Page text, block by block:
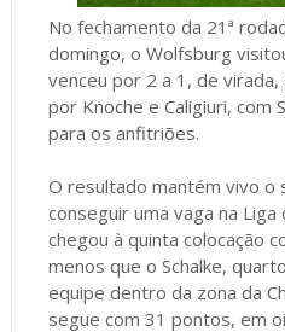
No fechamento da 21ª
domingo, o Wolfsburg
venceu por 2 a 1, de
por Knoche e Caligiuri, com
para os anfitriões.
O resultado mantém vivo o
conseguir uma vaga na
chegou à quinta colocação
menos que o Schalke,
equipe dentro da zona da
segue com 31 pontos, em